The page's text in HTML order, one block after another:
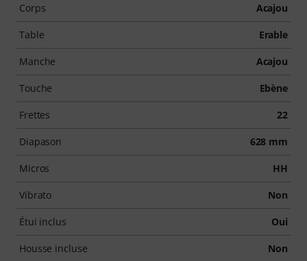
Corps Acajou
Table Erable
Manche Acajou
Touche Ebène
Frettes 22
Diapason 628 mm
Micros HH
Vibrato Non
Étui inclus Oui
Housse incluse Non